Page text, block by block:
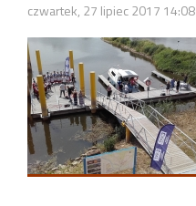
czwartek, 27 lipiec 2017 14:08